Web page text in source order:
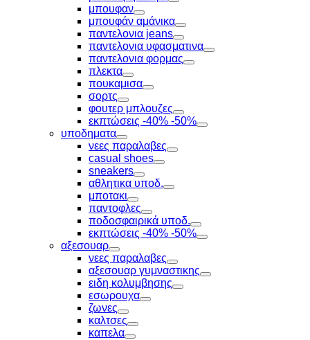
Toggle
μπουφαν
Toggle
μπουφάν αμάνικα
Toggle
παντελονια jeans
Toggle
παντελονια υφασματινα
Toggle
παντελονια φορμας
Toggle
πλεκτα
Toggle
πουκαμισα
Toggle
σορτς
Toggle
φουτερ μπλουζες
Toggle
εκπτώσεις -40% -50%
Toggle
υποδηματα
Toggle
νεες παραλαβες
Toggle
casual shoes
Toggle
sneakers
Toggle
αθλητικα υποδ.
Toggle
μποτακι
Toggle
παντοφλες
Toggle
ποδοσφαιρικά υποδ.
Toggle
εκπτώσεις -40% -50%
Toggle
αξεσουαρ
Toggle
νεες παραλαβες
Toggle
αξεσουαρ γυμναστικης
Toggle
ειδη κολυμβησης
Toggle
εσωρουχα
Toggle
ζωνες
Toggle
καλτσες
Toggle
καπελα